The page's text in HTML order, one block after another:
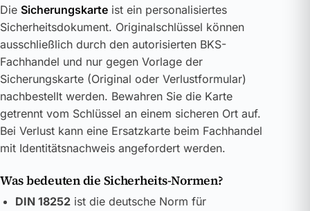
Die Sicherungskarte ist ein personalisiertes
Sicherheitsdokument. Originalschlüssel können
ausschließlich durch den autorisierten BKS-
Fachhandel und nur gegen Vorlage der
Sicherungskarte (Original oder Verlustformular)
nachbestellt werden. Bewahren Sie die Karte
getrennt vom Schlüssel an einem sicheren Ort auf.
Bei Verlust kann eine Ersatzkarte beim Fachhandel
mit Identitätsnachweis angefordert werden.
Was bedeuten die Sicherheits-Normen?
DIN 18252ist die deutsche Norm für